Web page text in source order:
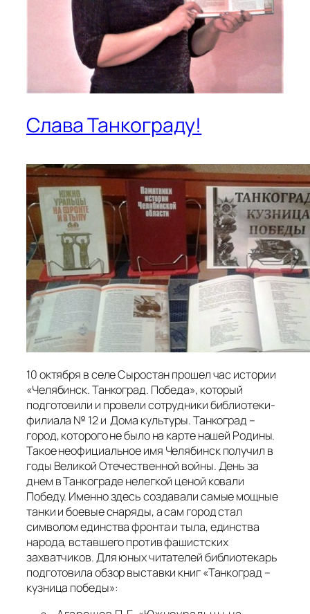
Слава Танкограду!
10 октября в селе Сыростан прошел час истории
«Челябинск. Танкоград. Победа», который
подготовили и провели сотрудники библиотеки-
филиала № 12 и Дома культуры. Танкоград –
город, которого не было на карте нашей Родины.
Такое неофициальное имя Челябинск получил в
годы Великой Отечественной войны. День за
днем в Танкограде нелегкой ценой ковали
Победу. Именно здесь создавали самые мощные
танки и боевые снаряды, а сам город стал
символом единства фронта и тыла, единства
народа, вставшего против фашистских
захватчиков. Для юных читателей библиотекарь
подготовила обзор выставки книг «Танкоград –
кузница победы»: